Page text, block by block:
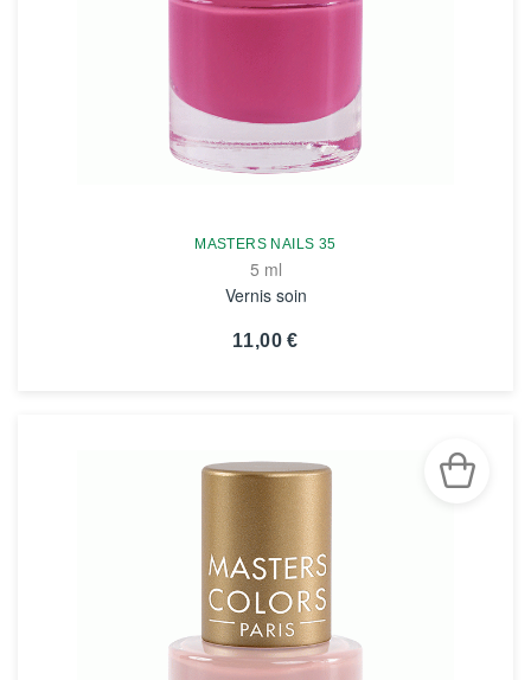
MASTERS NAILS 35
5 ml
Vernis soin
11,00 €